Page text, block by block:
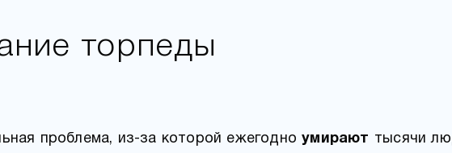
торпеды
проблема, из-за которой ежегодноумирают тысячи